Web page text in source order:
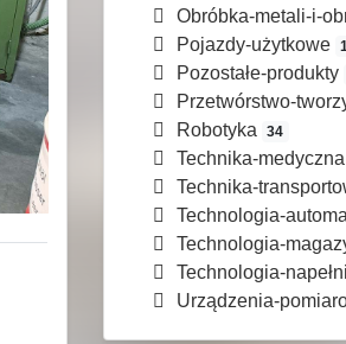
Obróbka-metali-i-
Pojazdy-użytkowe
Pozostałe-produkty
Przetwórstwo-
Robotyka 34
Technika-medyczna
Technika-
Technologia-
Technologia-
Technologia-
Urządzenia-